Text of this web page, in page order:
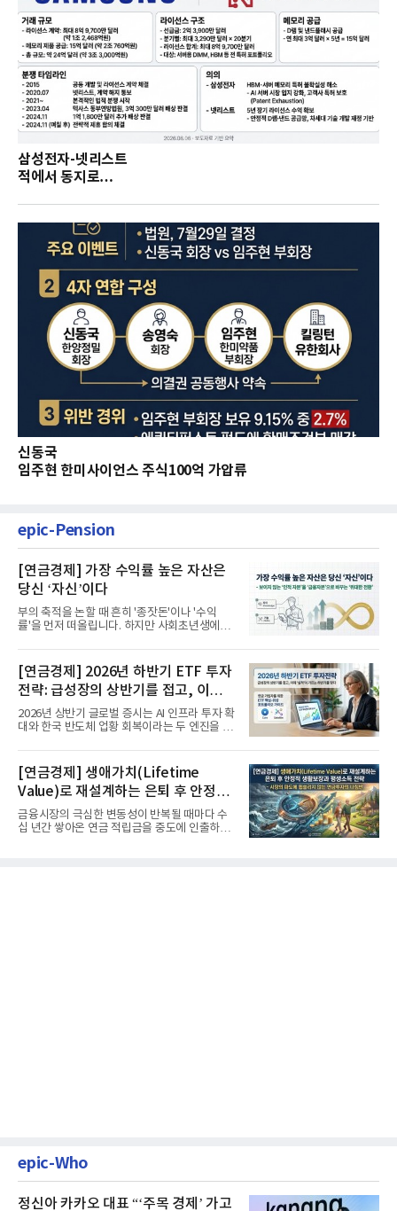
삼성전자-넷리스트
적에서 동지로…
신동국
임주현 한미사이언스 주식100억 가압류
epic-Pension
[연금경제] 가장 수익률 높은 자산은
당신 ‘자신’이다
부의 축적을 논할 때 흔히 '종잣돈'이나 '수익
률'을 먼저 떠올립니다. 하지만 사회초년생에게
[연금경제] 2026년 하반기 ETF 투자
전략: 급성장의 상반기를 접고, 이제
'실적'이 가르는 하반기를 맞다
2026년 상반기 글로벌 증시는 AI 인프라 투자 확
대와 한국 반도체 업황 회복이라는 두 엔진을 달
[연금경제] 생애가치(Lifetime
Value)로 재설계하는 은퇴 후 안정적
생활보장과 평생소득 전략
금융시장의 극심한 변동성이 반복될 때마다 수
십 년간 쌓아온 연금 적립금을 중도에 인출하거
epic-Who
정신아 카카오 대표 “‘주목 경제’ 가고